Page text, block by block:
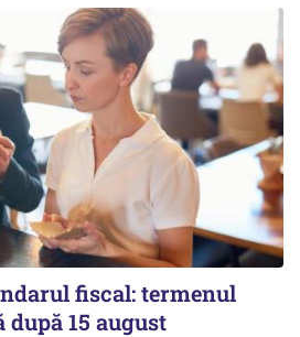
fiscal: termenul
după 15 august